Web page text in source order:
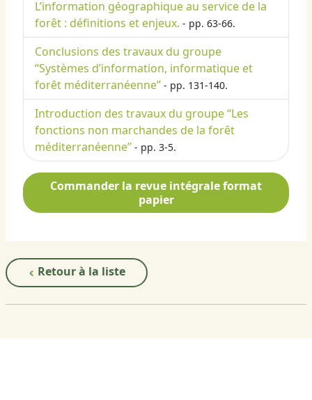
L’information géographique au service de la
forêt : définitions et enjeux. - pp. 63-66.
Conclusions des travaux du groupe
“Systèmes d’information, informatique et
forêt méditerranéenne” - pp. 131-140.
Introduction des travaux du groupe “Les
fonctions non marchandes de la forêt
méditerranéenne” - pp. 3-5.
Commander la revue intégrale format
papier
Retour à la liste